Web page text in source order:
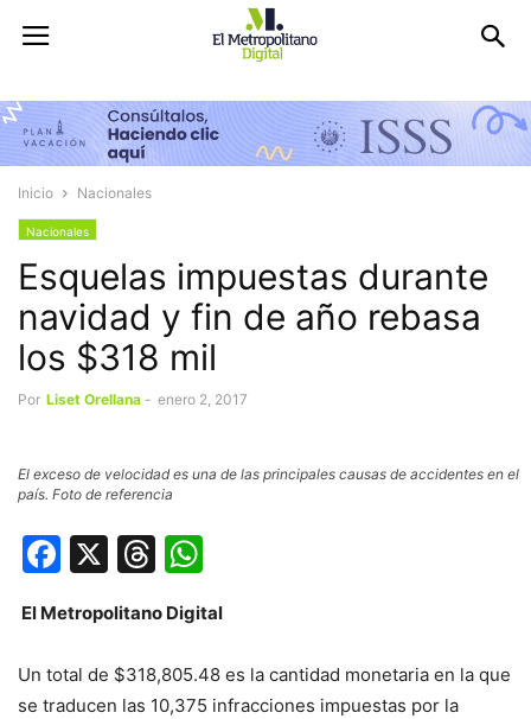
Inicio Nacionales
Nacionales
Esquelas impuestas durante
navidad y fin de año rebasa
los $318 mil
Por Liset Orellana - enero 2, 2017
El exceso de velocidad es una de las principales causas de accidentes en el
país. Foto de referencia
Facebook
X Threads
El Metropolitano Digital
Un total de $318,805.48 es la cantidad monetaria en la que
se traducen las 10,375 infracciones impuestas por la